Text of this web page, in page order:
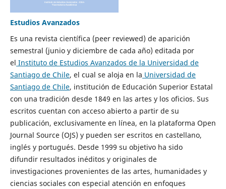
Estudios Avanzados
Es una revista científica (peer reviewed) de aparición
semestral (junio y diciembre de cada año) editada por
el Instituto de Estudios Avanzados de la Universidad de
Santiago de Chile, el cual se aloja en la Universidad de
Santiago de Chile, institución de Educación Superior Estatal
con una tradición desde 1849 en las artes y los oficios. Sus
escritos cuentan con acceso abierto a partir de su
publicación, exclusivamente en línea, en la plataforma Open
Journal Source (OJS) y pueden ser escritos en castellano,
inglés y portugués. Desde 1999 su objetivo ha sido
difundir resultados inéditos y originales de
investigaciones provenientes de las artes, humanidades y
ciencias sociales con especial atención en enfoques